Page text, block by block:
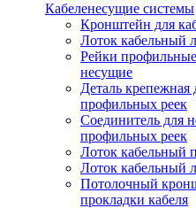
Кабеленесущие системы
Кронштейн для
Лоток кабельный
Рейки
несущие
Деталь
профильных реек
Соединитель для
профильных реек
Лоток кабельный
Лоток кабельный
Потолочный
прокладки кабеля